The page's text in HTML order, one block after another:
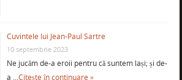
Cuvintele lui Jean-Paul Sartre
10 septembrie 2023
Ne jucăm de-a eroii pentru că suntem lași; și de-
a …Citește în continuare »